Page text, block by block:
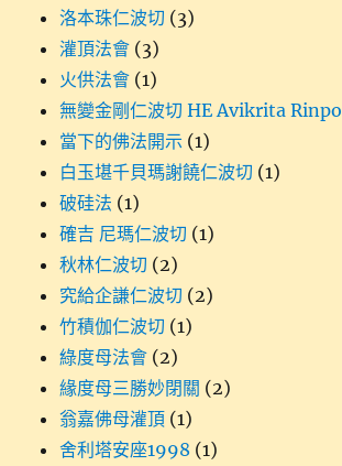
洛本珠仁波切 (3)
灌頂法會 (3)
火供法會 (1)
無變金剛仁波切 HE Avikrita
當下的佛法開示 (1)
白玉堪千貝瑪謝饒仁波切 (1)
破硅法 (1)
確吉 尼瑪仁波切 (1)
秋林仁波切 (2)
究給企謙仁波切 (2)
竹積伽仁波切 (1)
綠度母法會 (2)
緣度母三勝妙閉關 (2)
翁嘉佛母灌頂 (1)
舍利塔安座1998 (1)